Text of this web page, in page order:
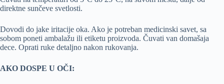
direktne sunčeve svetlosti.
Dovodi do jake iritacije oka. Ako je potreban medicinski savet, sa
sobom poneti ambalažu ili etiketu proizvoda. Čuvati van domašaja
dece. Oprati ruke detaljno nakon rukovanja.
AKO DOSPE U OČI: